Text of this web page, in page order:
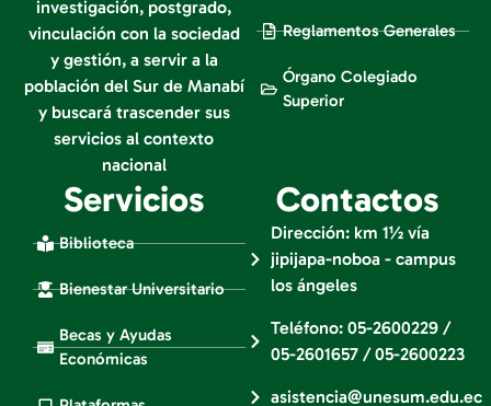
investigación, postgrado,
vinculación con la sociedad
y gestión, a servir a la
población del Sur de Manabí
y buscará trascender sus
servicios al contexto
nacional
Reglamentos Generales
Órgano Colegiado
Superior
Servicios
Biblioteca
Bienestar Universitario
Becas y Ayudas
Económicas
Contactos
Dirección: km 1½ vía
jipijapa-noboa - campus
los ángeles
Teléfono: 05-2600229 /
05-2601657 / 05-2600223
asistencia@unesum.edu.ec